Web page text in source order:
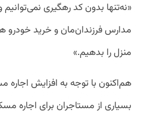
«نه‌تنها بدون کد رهگیری نمی‌توانیم
مدارس فرزندان‌مان و خرید خودرو
منزل را بدهیم.»
هم‌اکنون با توجه به افزایش
بسیاری از مستاجران برای اجاره